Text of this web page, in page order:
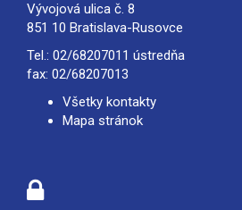
Vývojová ulica č. 8
851 10 Bratislava-Rusovce
Tel.: 02/68207011 ústredňa
fax: 02/68207013
Všetky kontakty
Mapa stránok